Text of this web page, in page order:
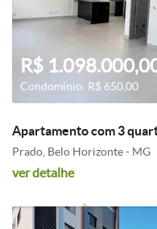
R$
Condomínio: R$ 650,00
Apartamento com 3
Prado, Belo Horizonte - MG
ver detalhe